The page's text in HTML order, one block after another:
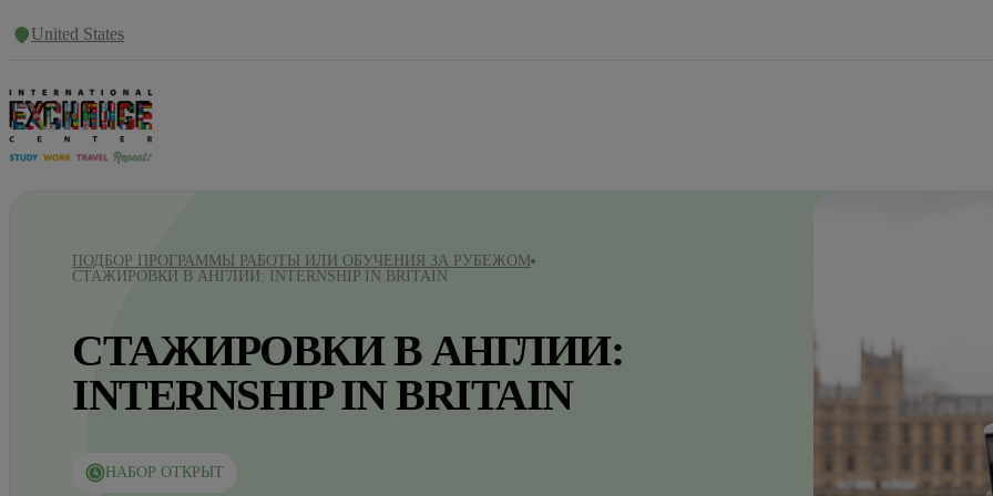
United States
ПОДБОР ПРОГРАММЫ РАБОТЫ ИЛИ ОБУЧЕНИЯ ЗА РУБЕЖОМ
СТАЖИРОВКИ В АНГЛИИ: INTERNSHIP IN BRITAIN
СТАЖИРОВКИ В АНГЛИИ:
INTERNSHIP IN BRITAIN
НАБОР ОТКРЫТ